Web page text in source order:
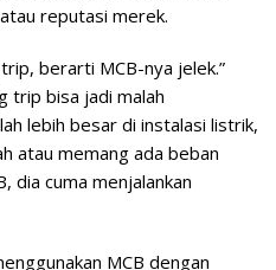
reputasi merek.
berarti MCB-nya jelek.”
trip bisa jadi malah
lebih besar di instalasi listrik,
atau memang ada beban
dia cuma menjalankan
MCB dengan